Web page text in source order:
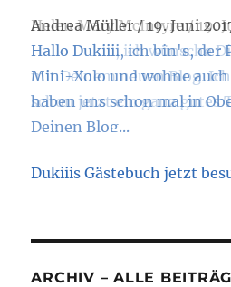
Andrea Müller/19. Juni
Hallo Dukiiii, ich bin's, der
Mini-Xolo und wohne
haben uns schon mal in
Deinen Blog...
Dukiiis Gästebuch jetzt